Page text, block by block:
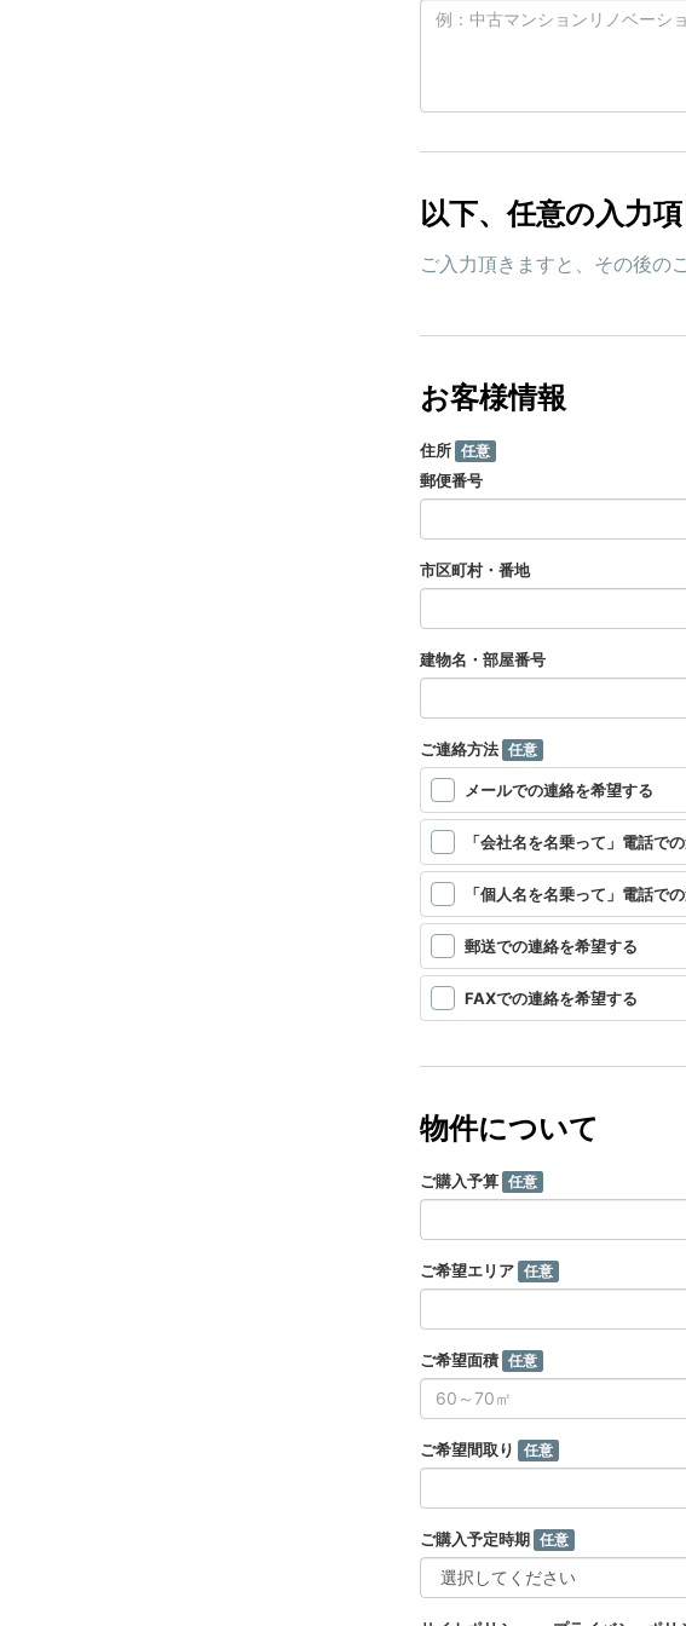
以下、任意の入力
ご入力頂きますと、その後の
お客様情報
住所 任意
郵便番号
市区町村・番地
建物名・部屋番号
ご連絡方法 任意
メールでの連絡を希望する
「会社名を名乗って」電話で
「個人名を名乗って」電話で
郵送での連絡を希望する
FAXでの連絡を希望する
物件について
ご購入予算 任意
ご希望エリア 任意
ご希望面積 任意
ご希望間取り 任意
ご購入予定時期 任意